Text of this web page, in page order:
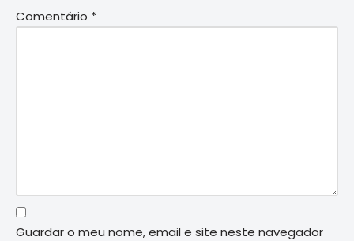
Comentário *
Guardar o meu nome, email e site neste navegador